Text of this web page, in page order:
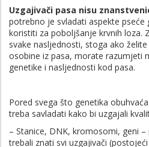
Uzgajivači pasa nisu
potrebno je svladati aspekte
koristiti za poboljšanje krvnih loza.
svake nasljednosti, stoga ako
osobine iz pasa, morate razumjeti
genetike i nasljednosti kod pasa.
Pored svega što genetika
treba savladati kako bi uzgajali
– Stanice, DNK, kromosomi, geni
trebali znati svi uzgajivači